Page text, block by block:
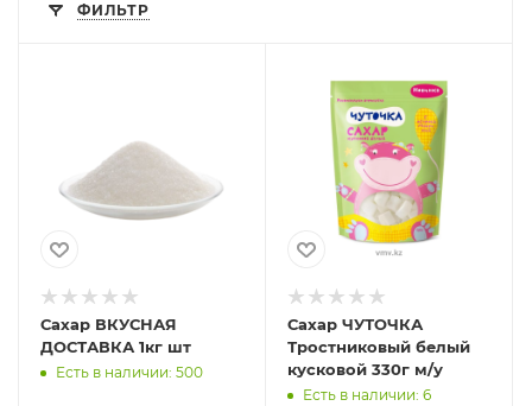
ФИЛЬТР
Сахар ВКУСНАЯ
ДОСТАВКА 1кг шт
Есть в наличии: 500
Сахар ЧУТОЧКА
Тростниковый белый
кусковой 330г м/у
Есть в наличии: 6